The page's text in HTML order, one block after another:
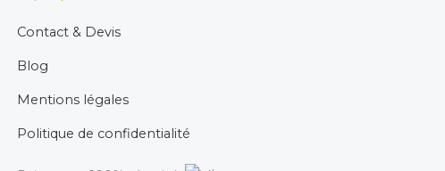
Contact & Devis
Blog
Mentions légales
Politique de confidentialité